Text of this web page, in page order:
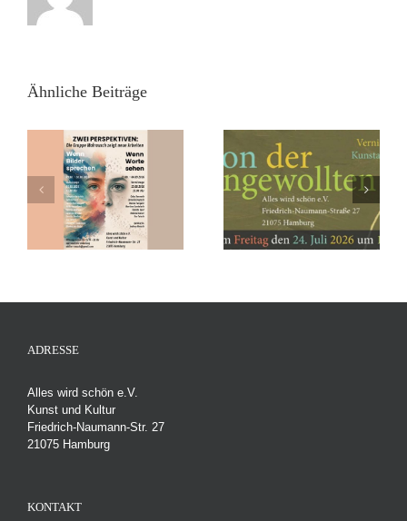
Ähnliche Beiträge
„Salon der
Ungewollten“
Vernissage, Freitag den
24. Juli 2026 um 19 Uhr
Festival – Umsonst &
Draußen – Freitag,
19.06.26 und Samstag,
20.06.26
ADRESSE
Alles wird schön e.V.
Kunst und Kultur
Friedrich-Naumann-Str. 27
21075 Hamburg
KONTAKT